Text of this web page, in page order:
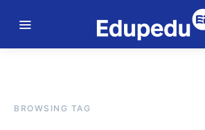
BROWSING TAG